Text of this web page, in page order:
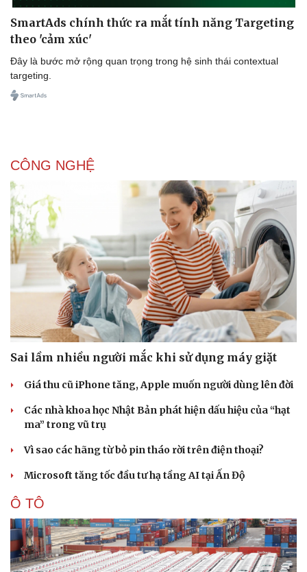
SmartAds chính thức ra mắt tính năng Targeting
theo 'cảm xúc'
Đây là bước mở rộng quan trọng trong hệ sinh thái contextual
targeting.
CÔNG NGHỆ
Sai lầm nhiều người mắc khi sử dụng máy giặt
Giá thu cũ iPhone tăng, Apple muốn người dùng lên đời
Các nhà khoa học Nhật Bản phát hiện dấu hiệu của “hạt
ma” trong vũ trụ
Vì sao các hãng từ bỏ pin tháo rời trên điện thoại?
Microsoft tăng tốc đầu tư hạ tầng AI tại Ấn Độ
Ô TÔ